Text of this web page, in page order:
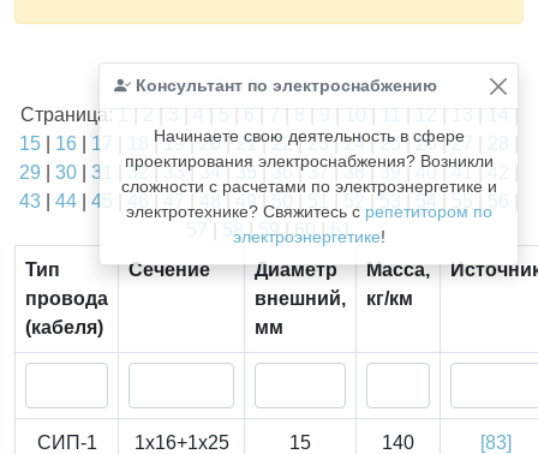
Консультант по электроснабжению
Начинаете свою деятельность в сфере
проектирования электроснабжения? Возникли
сложности с расчетами по электроэнергетике и
электротехнике? Свяжитесь с репетитором по
электроэнергетике!
Найдено1811из1811записей.
Страница: 1 | 2 | 3 | 4 | 5 | 6 | 7 | 8 | 9 | 10 | 11 | 12 | 13 | 14 |
15
16 17 |19|20|21|22|23|24|25 |26|27
29
30 31 |32|33|34|35 |36|37|38|39| 40|41|42
43
44 45 | 49 |50 |53 54
58|59|60|61
Тип
провода
(кабеля)
Сечение
Диаметр
внешний,
мм
Масса,
кг/км
СИП-1 1x16+1x25 15 140 [83]